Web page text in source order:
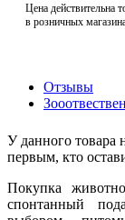
Цена действительна
в розничных
Отзывы
У данного товара
первым, кто
Покупка
спонтанный